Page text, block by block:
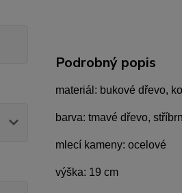
Podrobný popis
materiál: bukové dřevo,
barva: tmavé dřevo,
mlecí kameny: ocelové
výška: 19 cm